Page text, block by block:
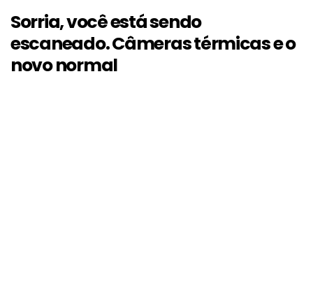
Sorria, você está sendo
escaneado. Câmeras térmicas e o
novo normal